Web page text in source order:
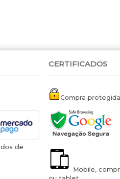
de
CERTIFICADOS
Compra protegida
Mobile,